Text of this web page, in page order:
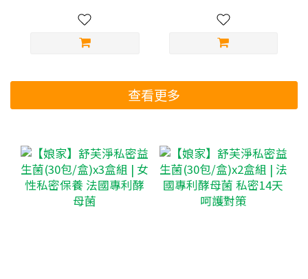
查看更多